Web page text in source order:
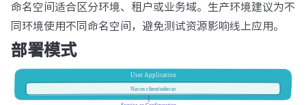
命名空间适合区分环境、租户或业务域。生产环境建议为不
同环境使用不同命名空间，避免测试资源影响线上应用。
部署模式